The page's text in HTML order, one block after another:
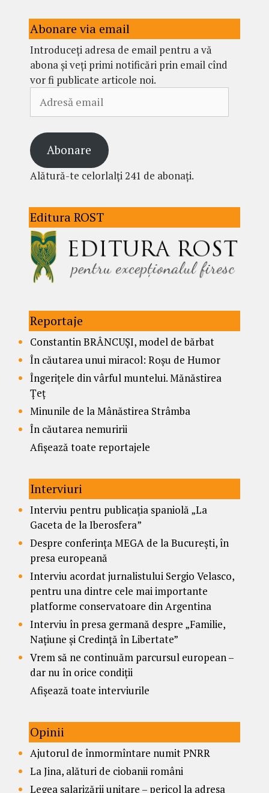
Abonare via email
Introduceți adresa de email pentru a vă
abona și veți primi notificări prin email cînd
vor fi publicate articole noi.
email
Abonare
Alătură-te celorlalți 241 de abonați.
Editura ROST
Reportaje
Constantin BRÂNCUȘI, model de bărbat
În căutarea unui miracol: Roșu de Humor
Îngerițele din vârful muntelui. Mănăstirea
Țeț
Minunile de la Mânăstirea Strâmba
În căutarea nemuririi
Afișează toate reportajele
Interviuri
Interviu pentru publicația spaniolă „La
Gaceta de la Iberosfera”
Despre conferința MEGA de la București, în
presa europeană
Interviu acordat jurnalistului Sergio Velasco,
pentru una dintre cele mai importante
platforme conservatoare din Argentina
Interviu în presa germană despre „Familie,
Națiune și Credință în Libertate”
Vrem să ne continuăm parcursul european –
dar nu în orice condiții
Afișează toate interviurile
Opinii
Ajutorul de înmormîntare numit PNRR
La Jina, alături de ciobanii români
Legea salarizării unitare – pericol la adresa